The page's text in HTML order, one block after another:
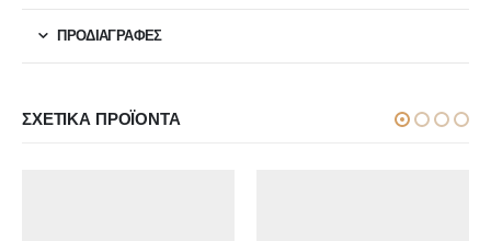
ΠΡΟΔΙΑΓΡΑΦΕΣ
ΣΧΕΤΙΚΆ ΠΡΟΪΌΝΤΑ